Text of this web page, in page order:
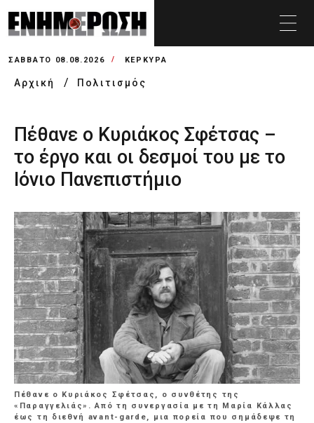
ΣΆΒΒΑΤΟ 08.08.2026 ΚΕΡΚΥΡΑ
Αρχική Πολιτισμός
Πέθανε ο Κυριάκος Σφέτσας –
το έργο και οι δεσμοί του με το
Ιόνιο Πανεπιστήμιο
Πέθανε ο Κυριάκος Σφέτσας, ο συνθέτης της
«Παραγγελιάς». Από τη συνεργασία με τη Μαρία Κάλλας
έως τη διεθνή avant-garde, μια πορεία που σημάδεψε τη